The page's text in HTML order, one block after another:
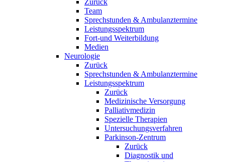
Zurück
Team
Sprechstunden & Ambulanztermine
Leistungsspektrum
Fort-und Weiterbildung
Medien
Neurologie
Zurück
Sprechstunden & Ambulanztermine
Leistungsspektrum
Zurück
Medizinische Versorgung
Palliativmedizin
Spezielle Therapien
Untersuchungsverfahren
Parkinson-Zentrum
Zurück
Diagnostik und